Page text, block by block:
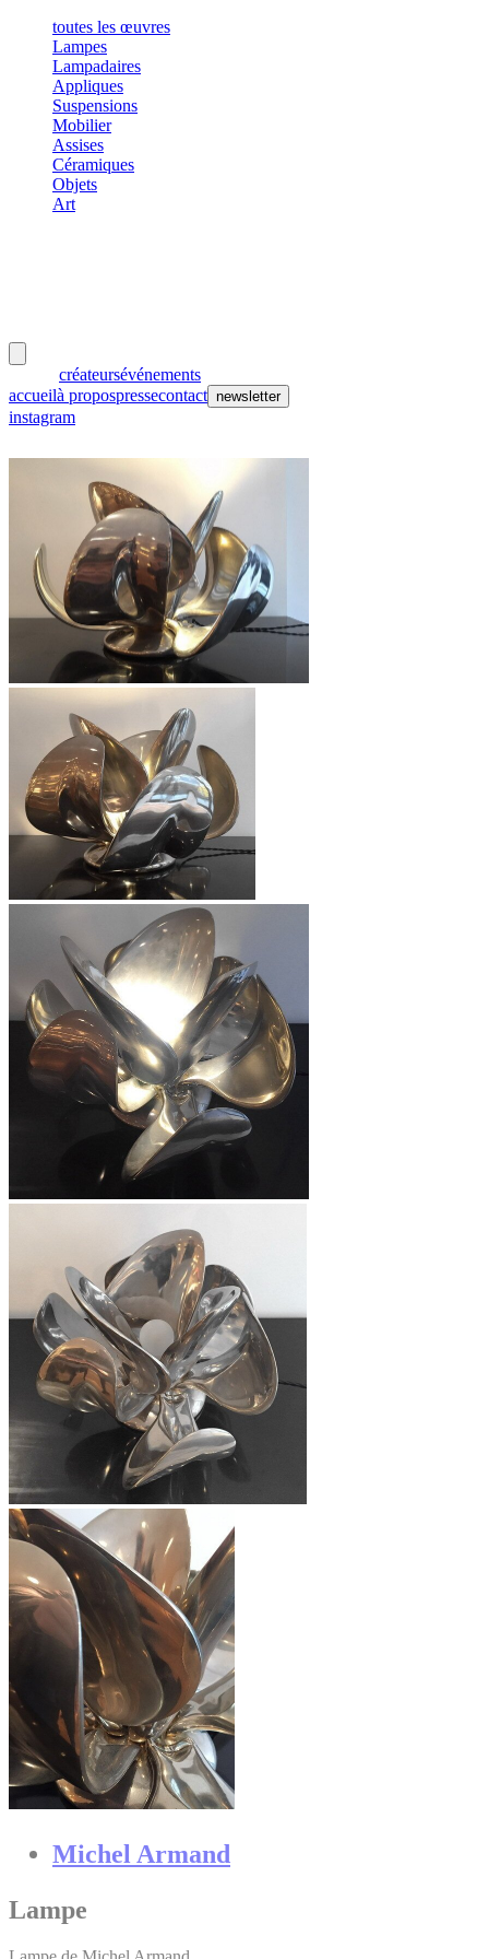
toutes les œuvres
Lampes
Lampadaires
Appliques
Suspensions
Mobilier
Assises
Céramiques
Objets
Art
créateursévénements
accueilà propospressecontact newsletter
instagram
Michel Armand
Lampe